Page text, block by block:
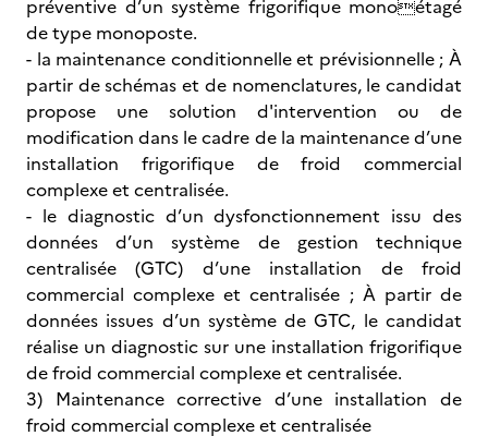
préventive d’un système frigorifique monoétagé
de type monoposte.
- la maintenance conditionnelle et prévisionnelle ; À
partir de schémas et de nomenclatures, le candidat
propose une solution d'intervention ou de
modification dans le cadre de la maintenance d’une
installation frigorifique de froid commercial
complexe et centralisée.
- le diagnostic d’un dysfonctionnement issu des
données d’un système de gestion technique
centralisée (GTC) d’une installation de froid
commercial complexe et centralisée ; À partir de
données issues d’un système de GTC, le candidat
réalise un diagnostic sur une installation frigorifique
de froid commercial complexe et centralisée.
3) Maintenance corrective d’une installation de
froid commercial complexe et centralisée